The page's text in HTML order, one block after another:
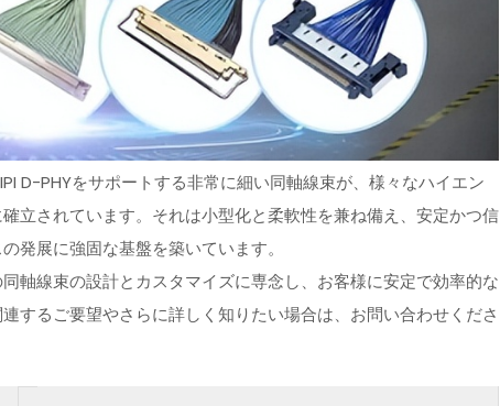
D-PHYをサポートする非常に細い同軸線束が、様々なハイエン
立されています。それは小型化と柔軟性を兼ね備え、安定かつ信
発展に強固な基盤を築いています。
軸線束の設計とカスタマイズに専念し、お客様に安定で効率的な
するご要望やさらに詳しく知りたい場合は、お問い合わせくださ